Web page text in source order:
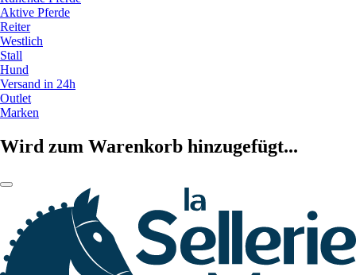
Aktive Pferde
Reiter
Westlich
Stall
Hund
Versand in 24h
Outlet
Marken
Wird zum Warenkorb hinzugefügt...